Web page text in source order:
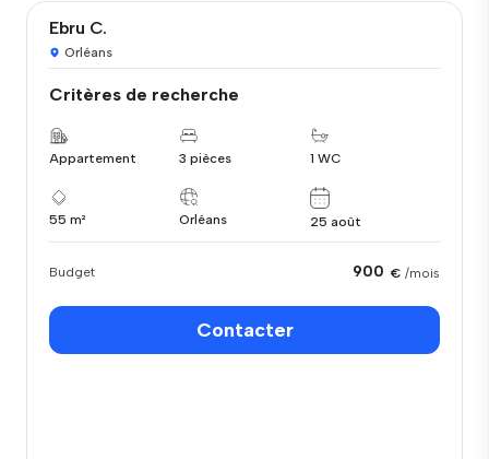
Ebru C.
Orléans
Critères de recherche
Appartement 3 pièces 1 WC
55 m² Orléans 25 août
Budget 900 € /mois
Contacter